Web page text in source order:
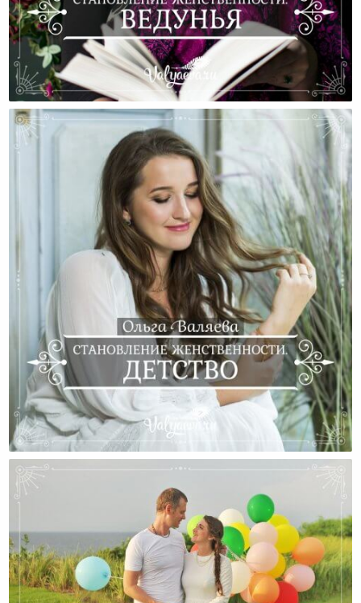
Становление Женственности. Ведунья.
Становление Женственности. Детство.